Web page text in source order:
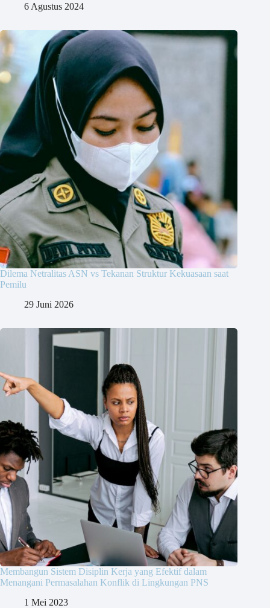
6 Agustus 2024
Dilema Netralitas ASN vs Tekanan Struktur Kekuasaan saat
Pemilu
29 Juni 2026
Membangun Sistem Disiplin Kerja yang Efektif dalam
Menangani Permasalahan Konflik di Lingkungan PNS
1 Mei 2023